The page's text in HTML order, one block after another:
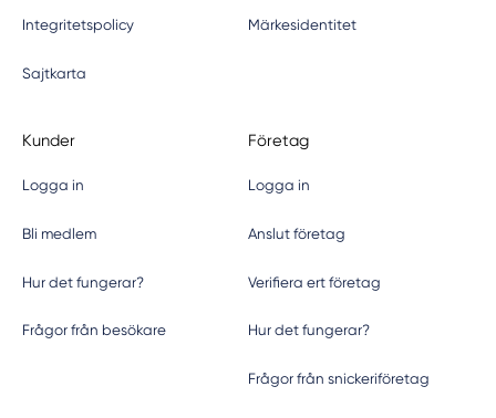
Integritetspolicy Märkesidentitet
Sajtkarta
Kunder
Logga in
Bli medlem
Hur det fungerar?
Frågor från besökare
Företag
Logga in
Anslut företag
Verifiera ert företag
Hur det fungerar?
Frågor från snickeriföretag